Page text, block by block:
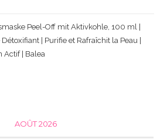
Peel-Off mit Aktivkohle, 100 ml |
Détoxifiant | Purifie et Rafraîchit la Peau |
Actif | Balea
AOÛT 2026